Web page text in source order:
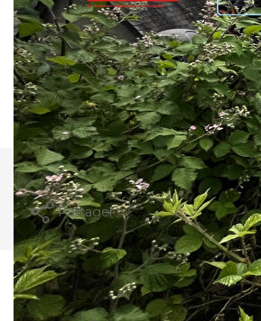
Logement à consommation
Montant estimé des dépenses
pour un usage standard entre
indexées aux années 2021,2022 et
compris).
Partager
Caractéristiques détaillées